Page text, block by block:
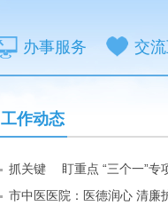
办事服务 交
工作动态
抓关键 盯重点 “三个一”专
市中医医院：医德润心 清廉